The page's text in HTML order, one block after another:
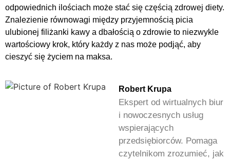
odpowiednich ilościach może stać się częścią zdrowej diety.
Znalezienie równowagi między przyjemnością picia
ulubionej filiżanki kawy a dbałością o zdrowie to niezwykle
wartościowy krok, który każdy z nas może podjąć, aby
cieszyć się życiem na maksa.
Robert Krupa
Ekspert od wirtualnych biur
i nowoczesnych usług
wspierających
przedsiębiorców. Pomaga
czytelnikom zrozumieć, jak